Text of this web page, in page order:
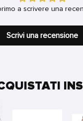
a scrivere una
Scrivi una recensione